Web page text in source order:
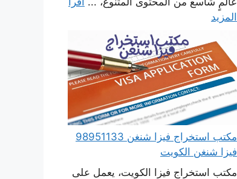
المزيد
مكتب استخراج فيزا شنغن 98951133
فيزا شنغن الكويت
مكتب استخراج فيزا الكويت، يعمل على